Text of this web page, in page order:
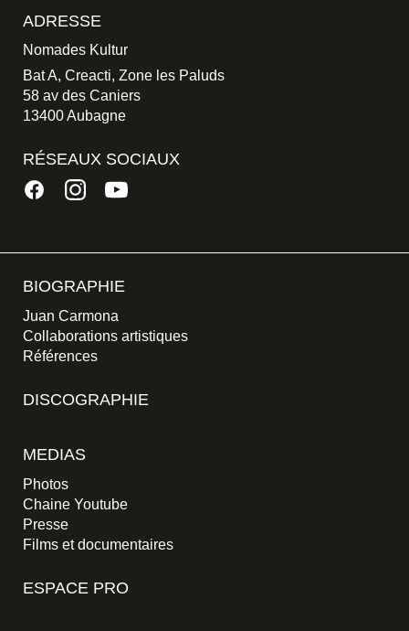
ADRESSE
Nomades Kultur
Bat A, Creacti, Zone les Paluds
58 av des Caniers
13400 Aubagne
RÉSEAUX SOCIAUX
BIOGRAPHIE
Juan Carmona
Collaborations artistiques
Références
DISCOGRAPHIE
MEDIAS
Photos
Chaine Youtube
Presse
Films et documentaires
ESPACE PRO